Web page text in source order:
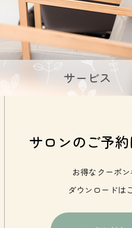
サービス
サロンのご予
お得なクーポ
ダウンロードは